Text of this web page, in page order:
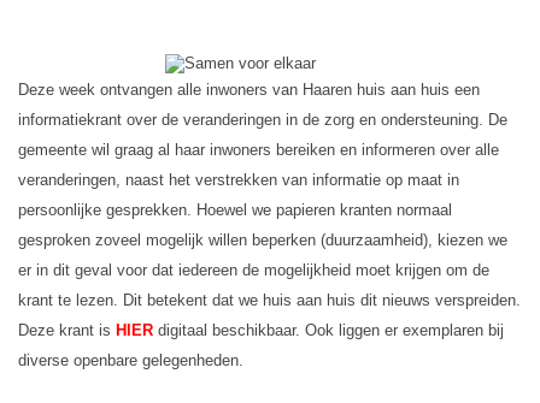
Deze week ontvangen alle inwoners van Haaren huis aan huis een
informatiekrant over de veranderingen in de zorg en ondersteuning. De
gemeente wil graag al haar inwoners bereiken en informeren over alle
veranderingen, naast het verstrekken van informatie op maat in
persoonlijke gesprekken. Hoewel we papieren kranten normaal
gesproken zoveel mogelijk willen beperken (duurzaamheid), kiezen we
er in dit geval voor dat iedereen de mogelijkheid moet krijgen om de
krant te lezen. Dit betekent dat we huis aan huis dit nieuws verspreiden.
Deze krant is HIER digitaal beschikbaar. Ook liggen er exemplaren bij
diverse openbare gelegenheden.